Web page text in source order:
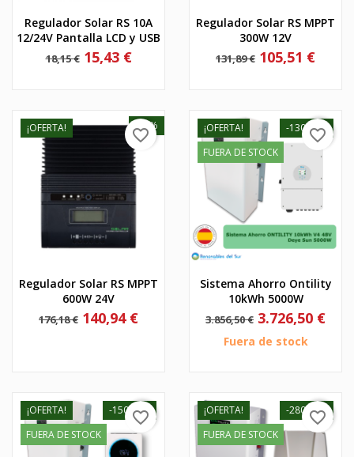
Regulador Solar RS 10A
12/24V Pantalla LCD y USB
Precio
base
18,15 € Precio
15,43 €
Regulador Solar RS MPPT
300W 12V
Precio
base
131,89 € Precio
105,51 €
¡OFERTA!
Regulador Solar RS MPPT
600W 24V
Precio
base
176,18 €
-20%
Precio
140,94 €
favorite_border
¡OFERTA!
FUERA DE STOCK
Sistema Ahorro Ontility
10kWh 5000W
Precio
base
3.856,50 €
-130,00 €
Precio
3.726,50 €
Fuera de stock
favorite_border
¡OFERTA!
FUERA DE STOCK
-150,00 €
favorite_border
¡OFERTA!
FUERA DE STOCK
-280,00 €
favorite_border